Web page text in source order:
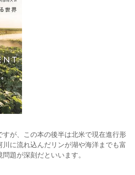
が、この本の後半は北米で現在進行形
に流れ込んだリンが湖や海洋までも富
題が深刻だといいます。